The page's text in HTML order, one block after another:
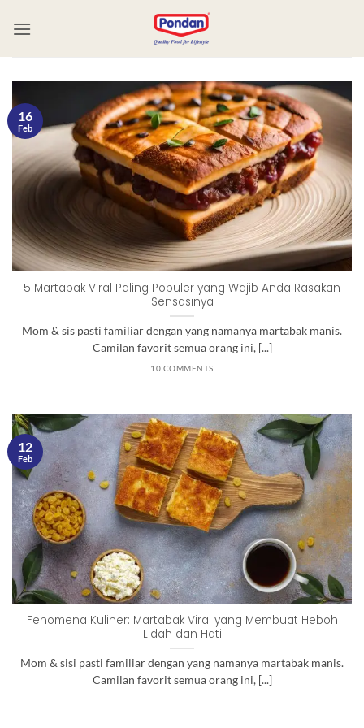
5 Martabak Viral Paling Populer yang Wajib Anda Rasakan
Sensasinya
Mom & sis pasti familiar dengan yang namanya martabak manis.
Camilan favorit semua orang ini, [...]
10 COMMENTS
16
Feb
Fenomena Kuliner: Martabak Viral yang Membuat Heboh
Lidah dan Hati
Mom & sisi pasti familiar dengan yang namanya martabak manis.
Camilan favorit semua orang ini, [...]
12
Feb